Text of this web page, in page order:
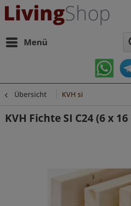
Menü
Übersicht KVH si
KVH Fichte SI C24 (6 x